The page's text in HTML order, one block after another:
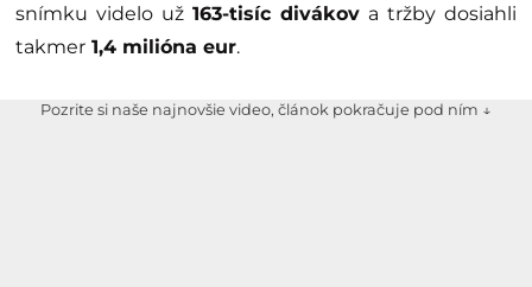
snímku videlo už 163-tisíc divákov a tržby dosiahli
takmer 1,4 milióna eur.
Pozrite si naše najnovšie video, článok pokračuje pod ním ↓